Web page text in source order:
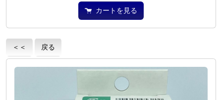
カートを見る
＜＜ 戻る